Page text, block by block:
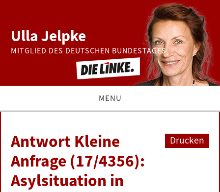
Ulla Jelpke
MITGLIED DES DEUTSCHEN BUNDESTAGES
MENU
BUNDESTAG
PRESSE
Drucken
Antwort Kleine
Anfrage (17/4356):
Asylsituation in